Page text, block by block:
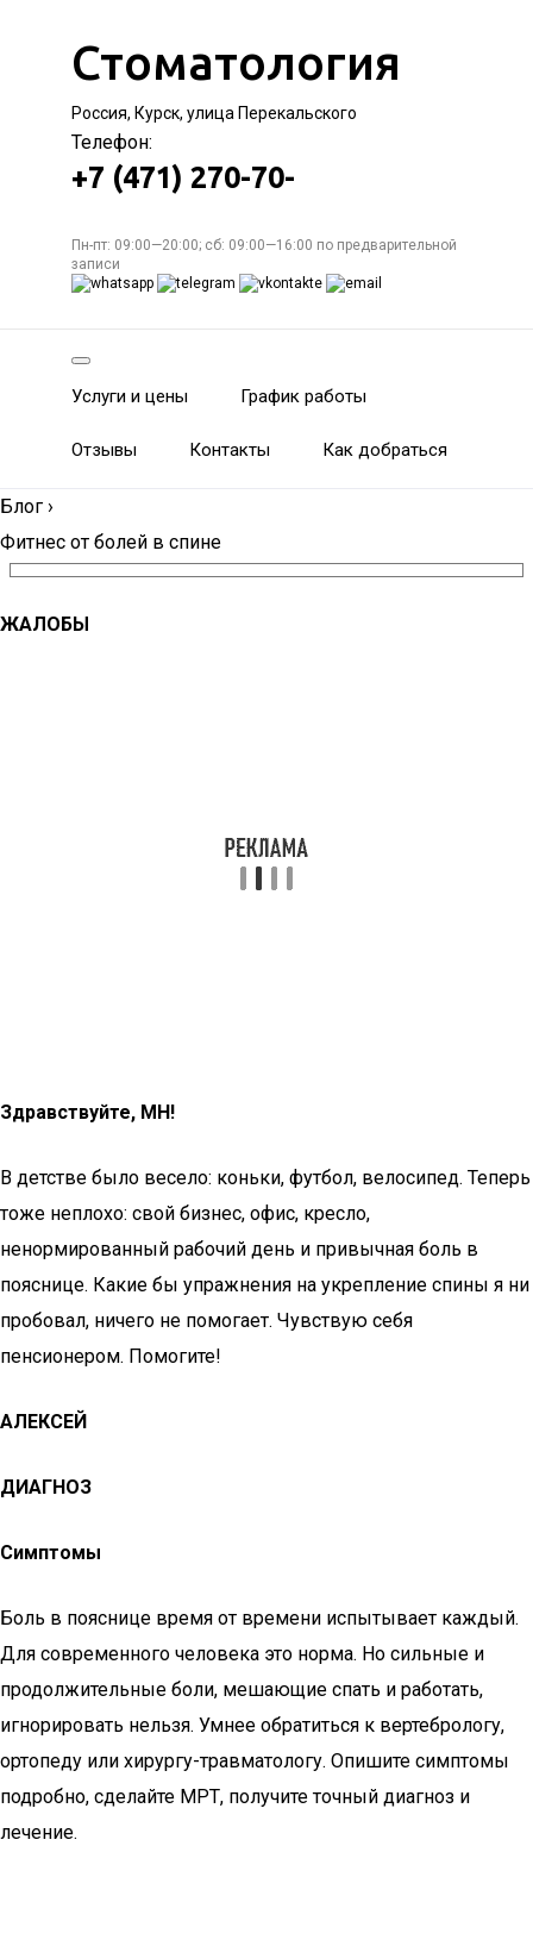
Стоматология
Россия, Курск, улица Перекальского
Телефон:
+7 (471) 270-70-
Пн-пт: 09:00—20:00; сб: 09:00—16:00 по предварительной
записи
Услуги и цены График работы
Отзывы Контакты Как добраться
Блог ›
Фитнес от болей в спине
ЖАЛОБЫ
Здравствуйте, МН!
В детстве было весело: коньки, футбол, велосипед. Теперь
тоже неплохо: свой бизнес, офис, кресло,
ненормированный рабочий день и привычная боль в
пояснице. Какие бы упражнения на укрепление спины я ни
пробовал, ничего не помогает. Чувствую себя
пенсионером. Помогите!
АЛЕКСЕЙ
ДИАГНОЗ
Симптомы
Боль в пояснице время от времени испытывает каждый.
Для современного человека это норма. Но сильные и
продолжительные боли, мешающие спать и работать,
игнорировать нельзя. Умнее обратиться к вертебрологу,
ортопеду или хирургу-травматологу. Опишите симптомы
подробно, сделайте МРТ, получите точный диагноз и
лечение.